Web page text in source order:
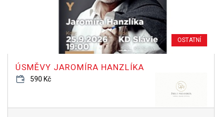
OSTATNÍ
ÚSMĚVY JAROMÍRA HANZLÍKA
590 Kč